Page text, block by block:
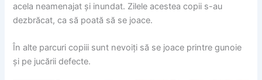
acela neamenajat și inundat. Zilele acestea copii s-au
dezbrăcat, ca să poată să se joace.
În alte parcuri copiii sunt nevoiți să se joace printre gunoie
și pe jucării defecte.